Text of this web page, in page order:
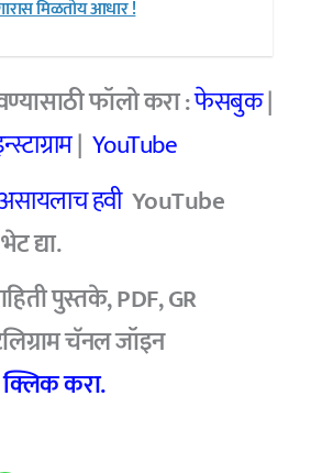
मिळतोय आधार !
फॉलो करा :फेसबुक|
| YouTube
हवी YouTube
द्या.
पुस्तके, PDF, GR
चॅनल जॉइन
करा.